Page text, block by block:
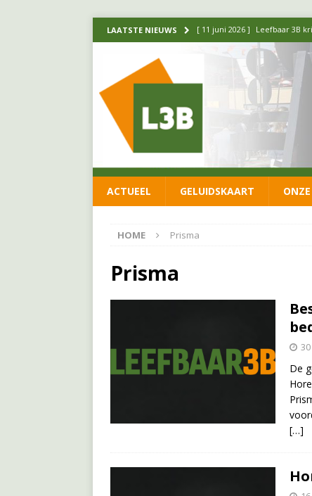
LAATSTE NIEUWS [ 11 juni 2026 ] Leefbaar 3B
[ 20 mei 2026 ] Leefbaar 3B
luchtalarm niet af! FRACTIE
[ 14 mei 2026 ] Update over
[ 26 juni 2026 ] Leefbaar 3B
ACTUEEL GELUIDSKAART
HOME Prisma
Prisma
De
[…]